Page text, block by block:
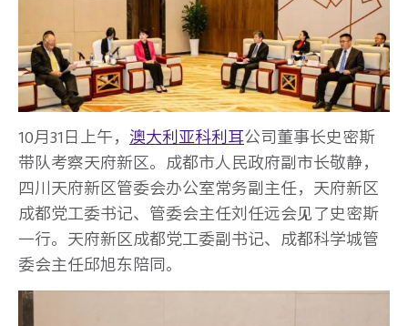
10月31日上午， 澳大利亚科利耳公司董事长史密斯
带队考察天府新区。成都市人民政府副市长敬静，
四川天府新区管委会办公室常务副主任，天府新区
成都党工委书记、管委会主任刘任远会见了史密斯
一行。天府新区成都党工委副书记、成都科学城管
委会主任邱旭东陪同。